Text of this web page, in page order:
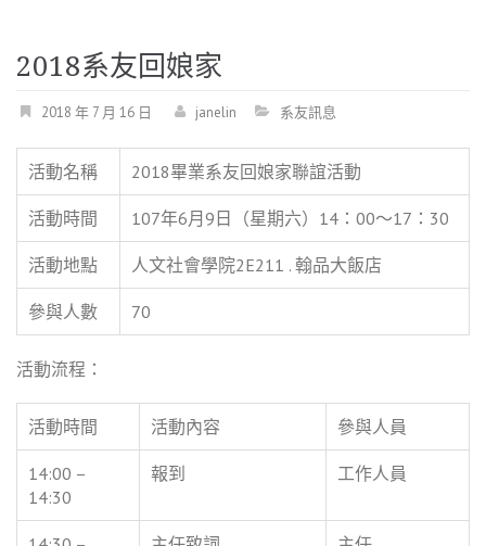
2018系友回娘家
2018 年 7 月 16 日 janelin 系友訊息
活動名稱 2018畢業系友回娘家聯誼活動
活動時間 107年6月9日（星期六）14：00～17：30
活動地點 人文社會學院2E211 . 翰品大飯店
參與人數 70
活動流程：
活動時間 活動內容 參與人員
14:00 –
14:30
報到 工作人員